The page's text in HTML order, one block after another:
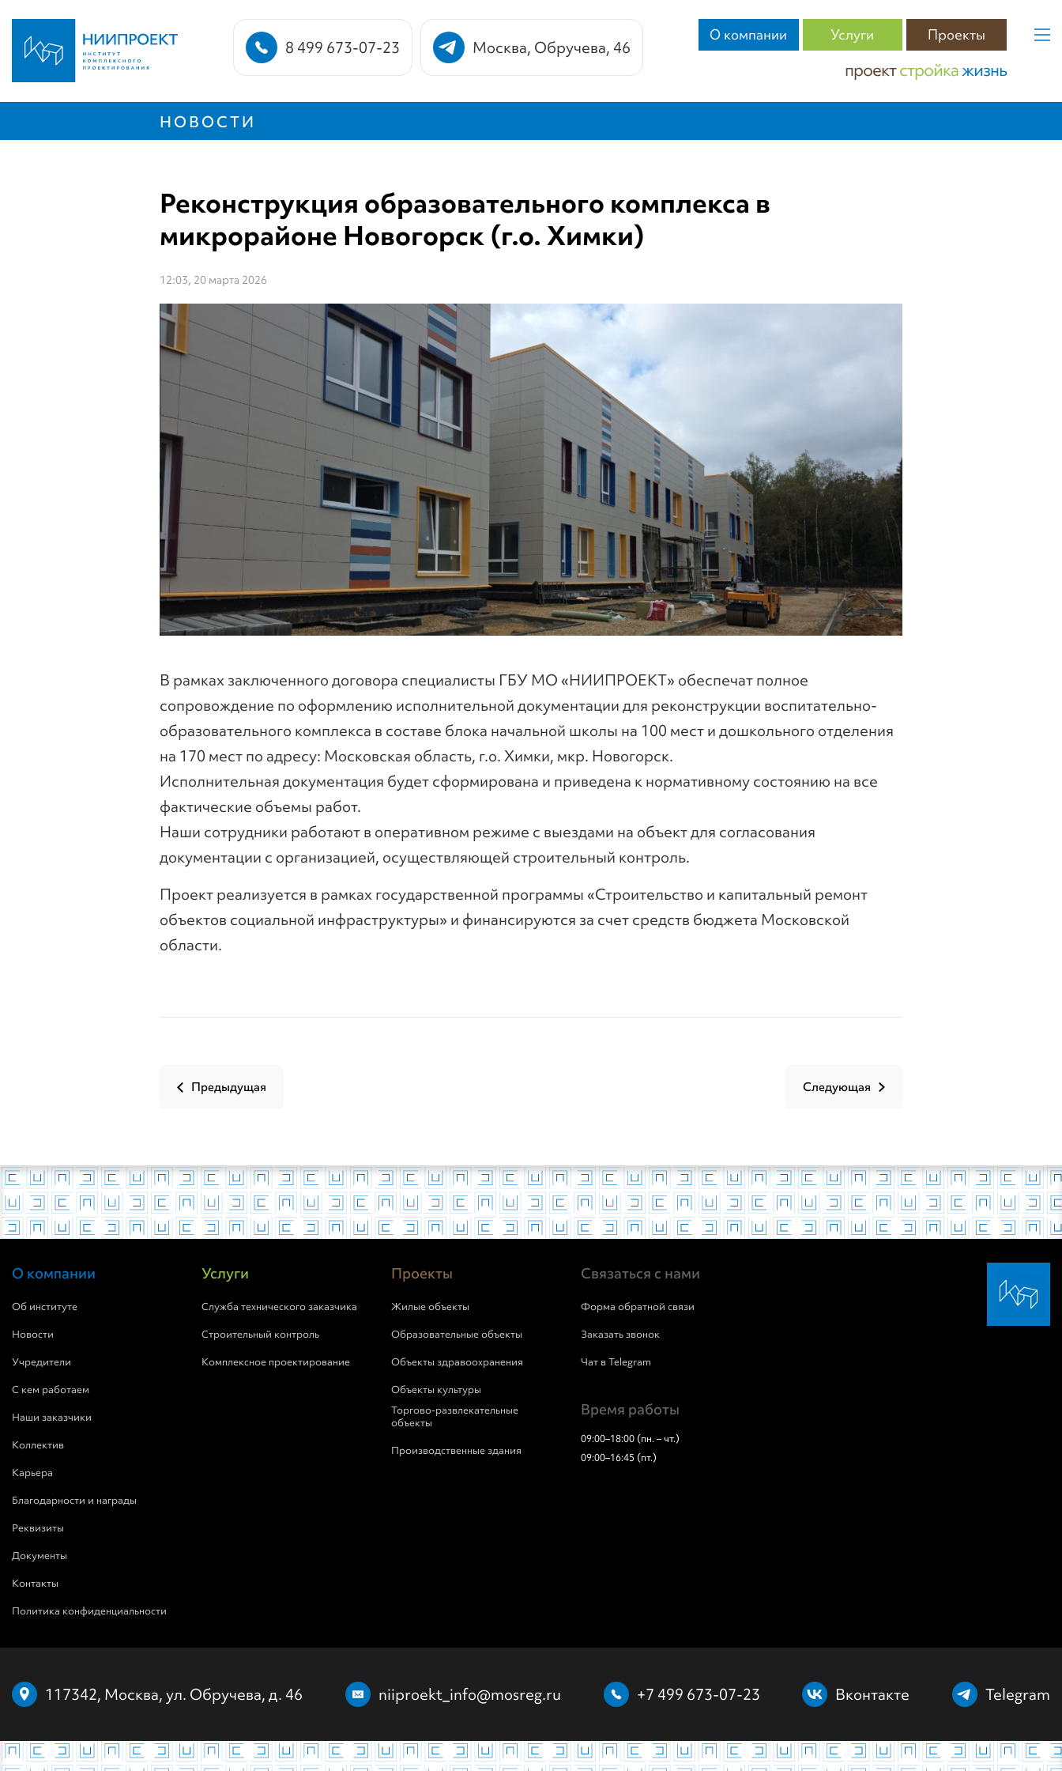
8 499 673-07-23 Москва, Обручева, 46
О компании Услуги Проекты
проектстройкажизнь
НОВОСТИ
Реконструкция образовательного комплекса в
микрорайоне Новогорск (г.о. Химки)
12:03, 20 марта 2026
В рамках заключенного договора специалисты ГБУ МО «НИИПРОЕКТ» обеспечат полное
сопровождение по оформлению исполнительной документации для реконструкции воспитательно-
образовательного комплекса в составе блока начальной школы на 100 мест и дошкольного отделения
на 170 мест по адресу: Московская область, г.о. Химки, мкр. Новогорск.
Исполнительная документация будет сформирована и приведена к нормативному состоянию на все
фактические объемы работ.
Наши сотрудники работают в оперативном режиме с выездами на объект для согласования
документации с организацией, осуществляющей строительный контроль.
Проект реализуется в рамках государственной программы «Строительство и капитальный ремонт
объектов социальной инфраструктуры» и финансируются за счет средств бюджета Московской
области.
Предыдущая Следующая
О компании
Об институте
Новости
Учредители
С кем работаем
Наши заказчики
Коллектив
Карьера
Благодарности и награды
Реквизиты
Документы
Контакты
Политика конфиденциальности
Услуги
Служба технического заказчика
Строительный контроль
Комплексное проектирование
Проекты
Жилые объекты
Образовательные объекты
Объекты здравоохранения
Объекты культуры
Торгово-развлекательные
объекты
Производственные здания
Связаться с нами
Форма обратной связи
Заказать звонок
Чат в Telegram
Время работы
09:00–18:00 (пн. – чт.)
09:00–16:45 (пт.)
117342, Москва, ул. Обручева, д. 46 niiproekt_info@mosreg.ru +7 499 673-07-23 Вконтакте Telegram